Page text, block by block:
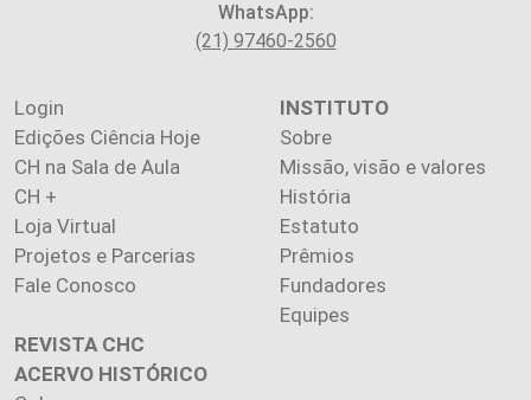
WhatsApp:
(21) 97460-2560
Login
Edições Ciência Hoje
CH na Sala de Aula
CH +
Loja Virtual
Projetos e Parcerias
Fale Conosco
INSTITUTO
Sobre
Missão, visão e valores
História
Estatuto
Prêmios
Fundadores
Equipes
REVISTA CHC
ACERVO HISTÓRICO